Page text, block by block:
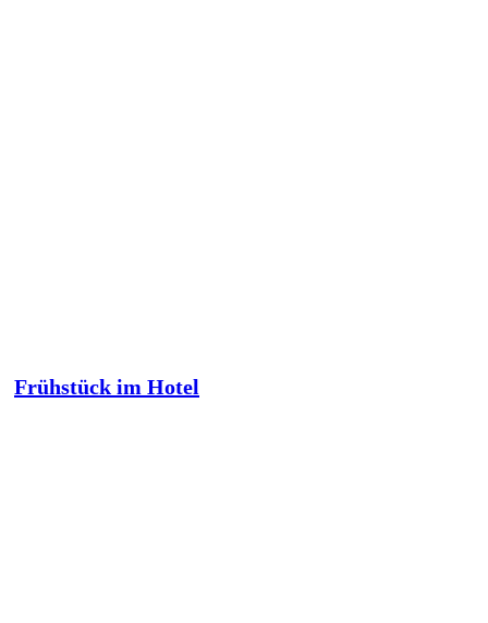
Frühstück im Hotel